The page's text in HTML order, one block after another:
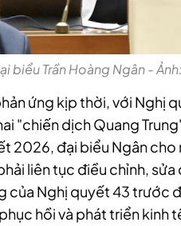
biểu Trần Hoàng Ngân -
ứng kịp thời, với Nghị
"chiến dịch Quang
2026, đại biểu Ngân cho
liên tục điều chỉnh,
Nghị quyết 43 trước
hồi và phát triển kinh